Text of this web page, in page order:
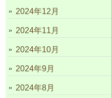
2024年12月
2024年11月
2024年10月
2024年9月
2024年8月